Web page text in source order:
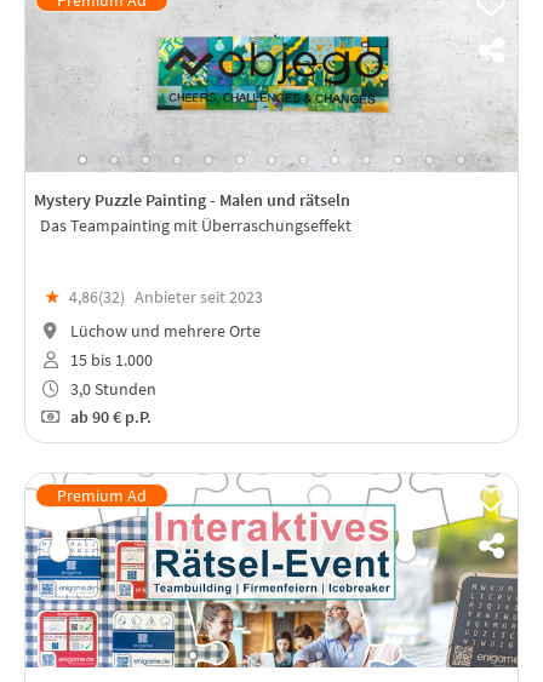
Mystery Puzzle Painting - Malen und rätseln
Das Teampainting mit Überraschungseffekt
★ 4,86(32) Anbieter seit 2023
Lüchow und mehrere Orte
15 bis 1.000
3,0 Stunden
ab90 € p.P.